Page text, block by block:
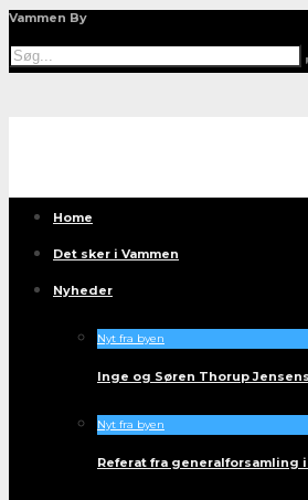
Vammen By
Home
Det sker i Vammen
Nyheder
Nyt fra byen
Inge og Søren Thorup
Nyt fra byen
Referat fra generalforsamling